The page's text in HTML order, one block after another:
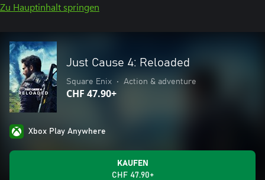
Zu Hauptinhalt springen
Just Cause 4: Reloaded
Square Enix • Action & adventure
CHF 47.90+
Xbox Play Anywhere
KAUFEN
CHF 47.90+